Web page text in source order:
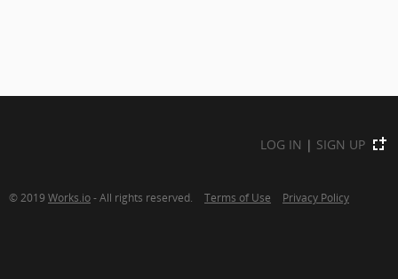
LOG IN | SIGN UP
© 2019 Works.io- All rights reserved. Terms of Use Privacy Policy